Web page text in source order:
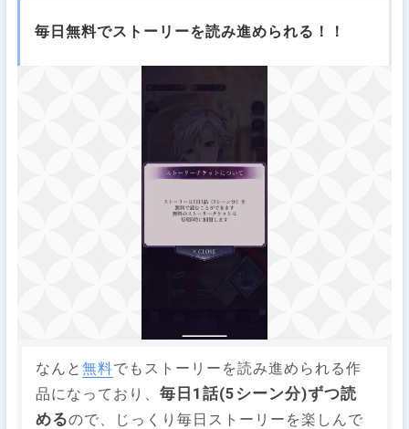
毎日無料でストーリーを読み進められる！！
なんと無料でもストーリーを読み進められる作
品になっており、毎日1話(5シーン分)ずつ読
めるので、じっくり毎日ストーリーを楽しんで